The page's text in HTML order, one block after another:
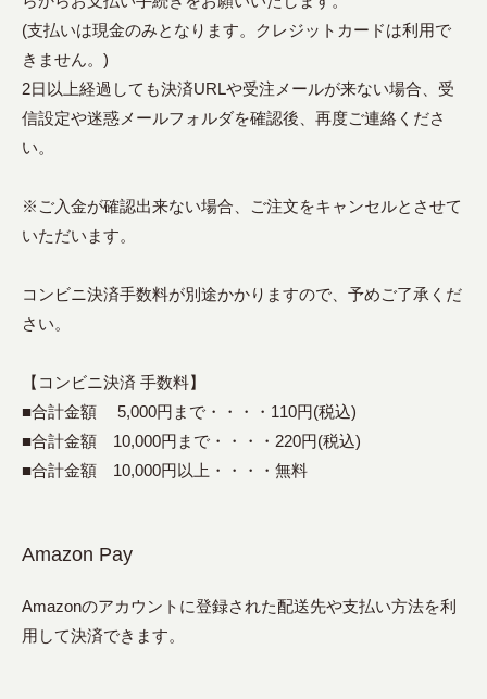
(支払いは現金のみとなります。クレジットカードは利用で
きません。)
2日以上経過しても決済URLや受注メールが来ない場合、受
信設定や迷惑メールフォルダを確認後、再度ご連絡くださ
い。
※ご入金が確認出来ない場合、ご注文をキャンセルとさせて
いただいます。
コンビニ決済手数料が別途かかりますので、予めご了承くだ
さい。
【コンビニ決済 手数料】
■合計金額 5,000円まで・・・・110円(税込)
■合計金額 10,000円まで・・・・220円(税込)
■合計金額 10,000円以上・・・・無料
Amazon Pay
Amazonのアカウントに登録された配送先や支払い方法を利
用して決済できます。